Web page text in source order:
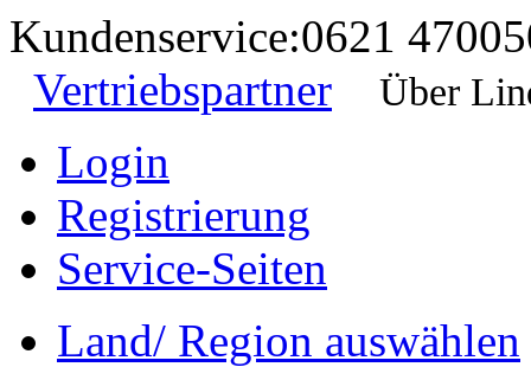
Kundenservice:0621
Vertriebspartner
Über
Login
Registrierung
Service-Seiten
Land/ Region auswählen